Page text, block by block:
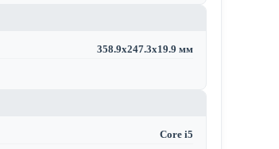
358.9x247.3x19.9 мм
Core i5